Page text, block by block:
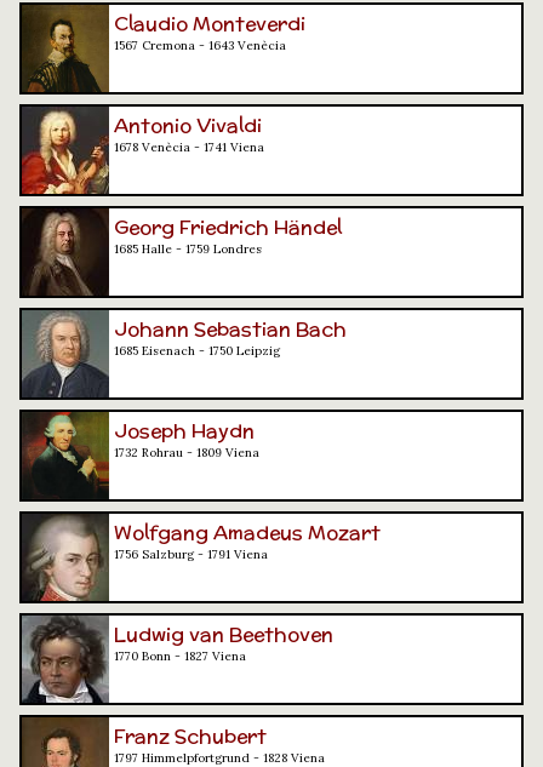
Claudio Monteverdi
1567 Cremona - 1643 Venècia
Antonio Vivaldi
1678 Venècia - 1741 Viena
Georg Friedrich Händel
1685 Halle - 1759 Londres
Johann Sebastian Bach
1685 Eisenach - 1750 Leipzig
Joseph Haydn
1732 Rohrau - 1809 Viena
Wolfgang Amadeus Mozart
1756 Salzburg - 1791 Viena
Ludwig van Beethoven
1770 Bonn - 1827 Viena
Franz Schubert
1797 Himmelpfortgrund - 1828 Viena